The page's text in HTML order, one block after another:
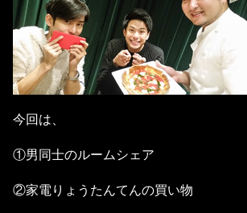
今回は、
①男同士のルームシェア
②家電りょうたんてんの買い物